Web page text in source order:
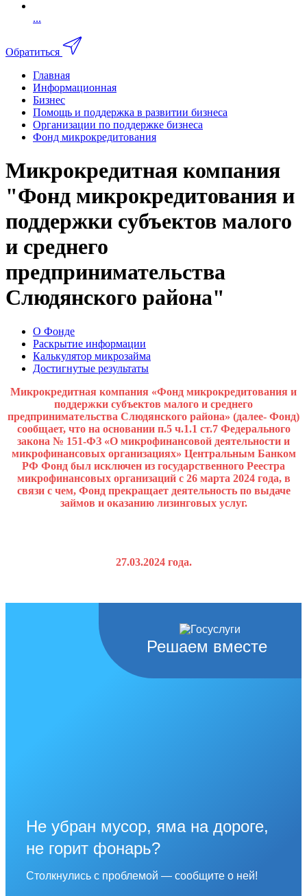
...
Обратиться
Главная
Информационная
Бизнес
Помощь и поддержка в развитии бизнеса
Организации по поддержке бизнеса
Фонд микрокредитования
Микрокредитная компания
"Фонд микрокредитования и
поддержки субъектов малого
и среднего
предпринимательства
Слюдянского района"
О Фонде
Раскрытие информации
Калькулятор микрозайма
Достигнутые результаты
Микрокредитная компания «Фонд микрокредитования и
поддержки субъектов малого и среднего
предпринимательства Слюдянского района» (далее- Фонд)
сообщает, что на основании п.5 ч.1.1 ст.7 Федерального
закона № 151-ФЗ «О микрофинансовой деятельности и
микрофинансовых организациях» Центральным Банком
РФ Фонд был исключен из государственного Реестра
микрофинансовых организаций с 26 марта 2024 года, в
связи с чем, Фонд прекращает деятельность по выдаче
займов и оказанию лизинговых услуг.
27.03.2024 года.
Решаем вместе
Не убран мусор, яма на дороге,
не горит фонарь?
Столкнулись с проблемой — сообщите о ней!